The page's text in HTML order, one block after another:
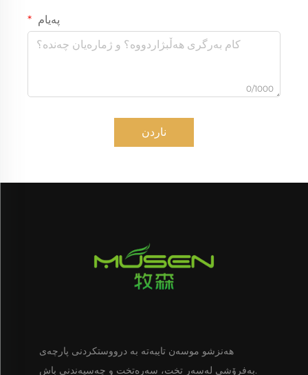
پەیام
0/1000
ناردن
هەنزشو موسەن تایبەتە بە درووستکردنی پارچەی
بەفرۆشی لەسەر تخت، سەرەتخت و چەسپەندنی باش.